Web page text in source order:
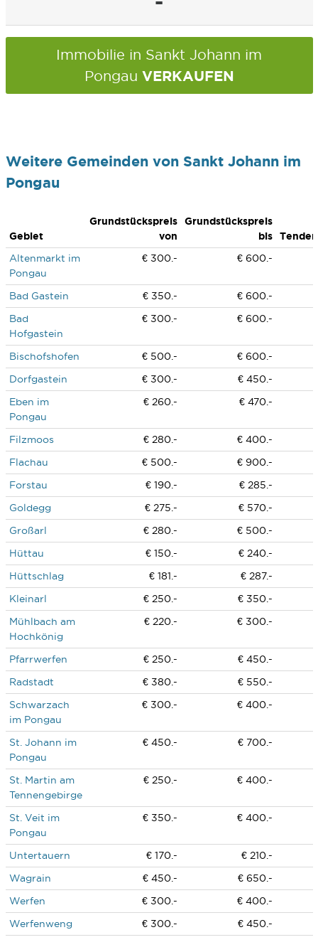
Immobilie in Sankt Johann im
Pongau VERKAUFEN
Weitere Gemeinden von Sankt Johann im
Pongau
Gebiet
Grundstückspreis
von
Grundstückspreis
bis
Altenmarkt im
Pongau
€ 300.- € 600.-
Bad Gastein € 350.-
€ 600.-
Bad
Hofgastein
€ 300.- € 600.-
Bischofshofen € 500.-
€ 600.-
Dorfgastein
€ 300.-
€ 450.-
Eben im
Pongau
€ 260.- € 470.-
Filzmoos € 280.-
€ 400.-
Flachau
€ 500.-
€ 900.-
Forstau
€ 190.-
€ 285.-
Goldegg
€ 275.-
€ 570.-
Großarl
€ 280.-
€ 500.-
Hüttau
€ 150.-
€ 240.-
Hüttschlag
€ 181.-
€ 287.-
Kleinarl
€ 250.-
€ 350.-
Mühlbach am
Hochkönig
€ 220.- € 300.-
Pfarrwerfen € 250.-
€ 450.-
Radstadt
€ 380.-
€ 550.-
Schwarzach
im Pongau
€ 300.- € 400.-
St. Johann im
Pongau
€ 450.- € 700.-
St. Martin am
Tennengebirge
€ 250.- € 400.-
St. Veit im
Pongau
€ 350.- € 400.-
Untertauern € 170.-
€ 210.-
Wagrain
€ 450.-
€ 650.-
Werfen
€ 300.-
€ 400.-
Werfenweng
€ 300.- € 450.-